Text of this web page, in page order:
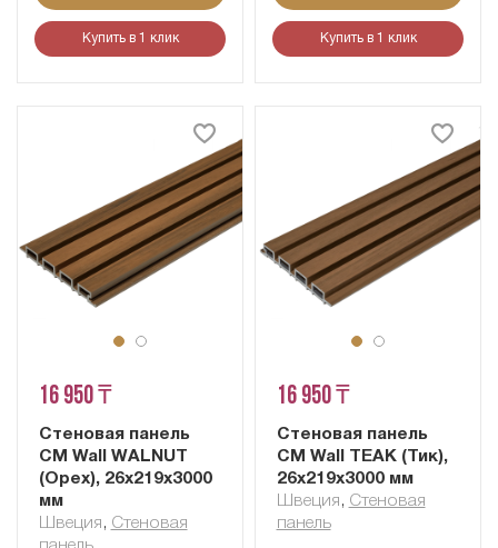
Купить в 1 клик Купить в 1 клик
16 950 ₸
Стеновая панель
CM Wall WALNUT
(Орех), 26x219x3000
мм
Швеция , Cтеновая
16 950 ₸
Стеновая панель
CM Wall TEAK (Тик),
26x219x3000 мм
Швеция , Cтеновая
панель